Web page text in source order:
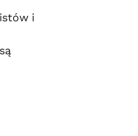
i